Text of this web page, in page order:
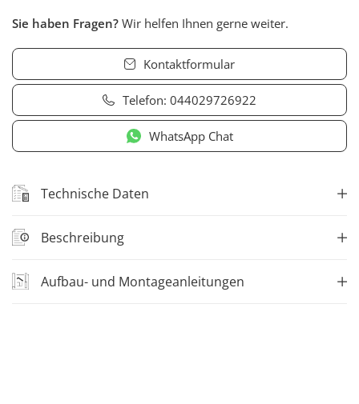
Sie haben Fragen? Wir helfen Ihnen gerne weiter.
Kontaktformular
Telefon: 044029726922
WhatsApp Chat
Technische Daten
Beschreibung
Aufbau- und Montageanleitungen